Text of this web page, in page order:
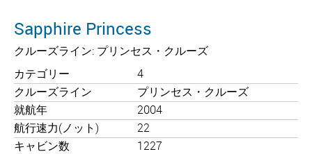
Sapphire Princess
クルーズライン: プリンセス・クルーズ
カテゴリー
4
クルーズライン
プリンセス・クルーズ
就航年
2004
航行速力(ノット)
22
キャビン数
1227